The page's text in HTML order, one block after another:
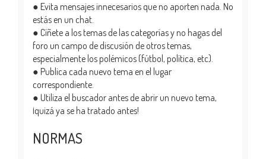
● Evita mensajes innecesarios que no aporten nada. No
estás en un chat.
● Cíñete a los temas de las categorías y no hagas del
foro un campo de discusión de otros temas,
especialmente los polémicos (fútbol, política, etc).
● Publica cada nuevo tema en el lugar
correspondiente.
● Utiliza el buscador antes de abrir un nuevo tema,
¡quizá ya se ha tratado antes!
NORMAS